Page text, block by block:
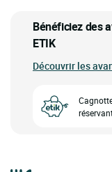
Bénéficiez des
ETIK
Découvrir les